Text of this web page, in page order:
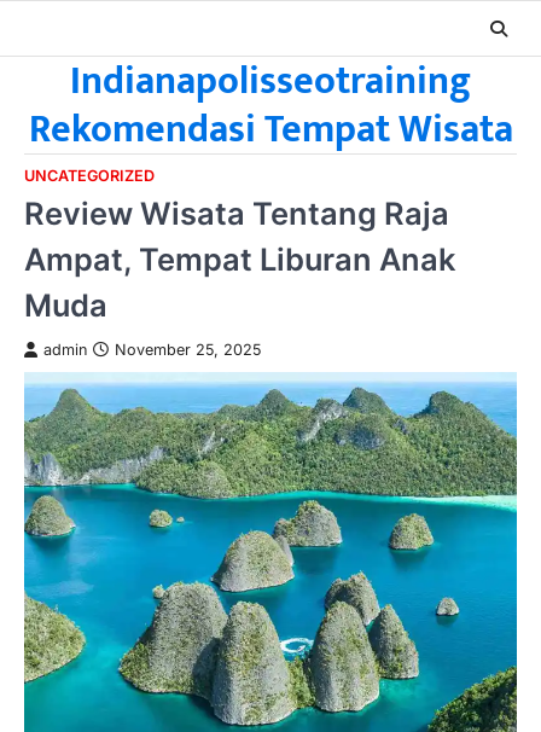
Indianapolisseotraining
Rekomendasi Tempat Wisata
UNCATEGORIZED
Review Wisata Tentang Raja
Ampat, Tempat Liburan Anak
Muda
admin November 25, 2025